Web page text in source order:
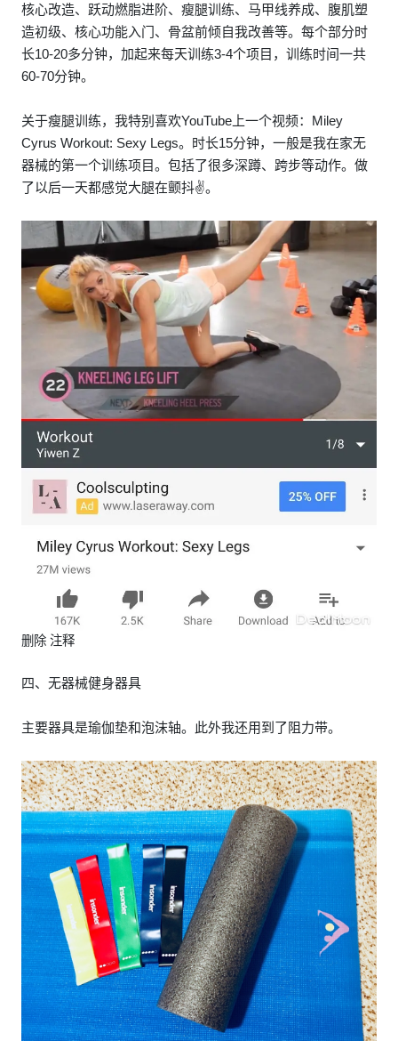
核心改造、跃动燃脂进阶、瘦腿训练、马甲线养成、腹肌塑
造初级、核心功能入门、骨盆前倾自我改善等。每个部分时
长10-20多分钟，加起来每天训练3-4个项目，训练时间一共
60-70分钟。
关于瘦腿训练，我特别喜欢YouTube上一个视频：Miley
Cyrus Workout: Sexy Legs。时长15分钟，一般是我在家无
器械的第一个训练项目。包括了很多深蹲、跨步等动作。做
了以后一天都感觉大腿在颤抖✌️。
删除 注释
四、无器械健身器具
主要器具是瑜伽垫和泡沫轴。此外我还用到了阻力带。